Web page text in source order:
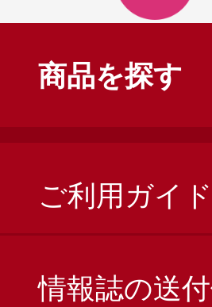
商品を探す
ご利用ガイド
情報誌の送